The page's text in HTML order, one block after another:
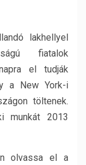
lakhellyel
fiatalok
el tudják
a New York-i
töltenek.
munkát 2013
olvassa el a